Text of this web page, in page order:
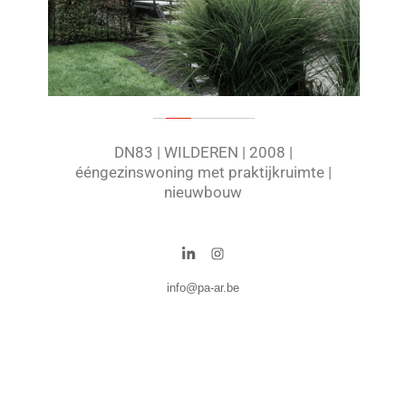
DN83 | WILDEREN | 2008 |
ééngezinswoning met praktijkruimte |
nieuwbouw
info@pa-ar.be